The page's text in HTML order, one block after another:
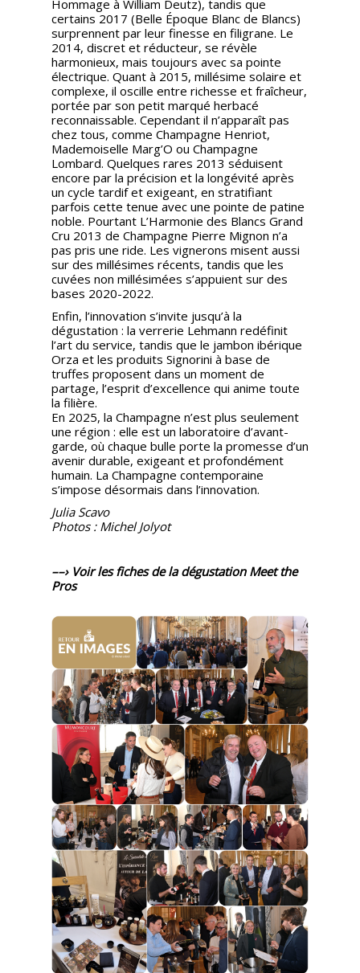
Hommage à William Deutz), tandis que
certains 2017 (Belle Époque Blanc de Blancs)
surprennent par leur finesse en filigrane. Le
2014, discret et réducteur, se révèle
harmonieux, mais toujours avec sa pointe
électrique. Quant à 2015, millésime solaire et
complexe, il oscille entre richesse et fraîcheur,
portée par son petit marqué herbacé
reconnaissable. Cependant il n’apparaît pas
chez tous, comme Champagne Henriot,
Mademoiselle Marg’O ou Champagne
Lombard. Quelques rares 2013 séduisent
encore par la précision et la longévité après
un cycle tardif et exigeant, en stratifiant
parfois cette tenue avec une pointe de patine
noble. Pourtant L’Harmonie des Blancs Grand
Cru 2013 de Champagne Pierre Mignon n’a
pas pris une ride. Les vignerons misent aussi
sur des millésimes récents, tandis que les
cuvées non millésimées s’appuient sur des
bases 2020-2022.
Enfin, l’innovation s’invite jusqu’à la
dégustation : la verrerie Lehmann redéfinit
l’art du service, tandis que le jambon ibérique
Orza et les produits Signorini à base de
truffes proposent dans un moment de
partage, l’esprit d’excellence qui anime toute
la filière.
En 2025, la Champagne n’est plus seulement
une région : elle est un laboratoire d’avant-
garde, où chaque bulle porte la promesse d’un
avenir durable, exigeant et profondément
humain. La Champagne contemporaine
s’impose désormais dans l’innovation.
Julia Scavo
Photos : Michel Jolyot
––› Voir les fiches de la dégustation Meet the
Pros